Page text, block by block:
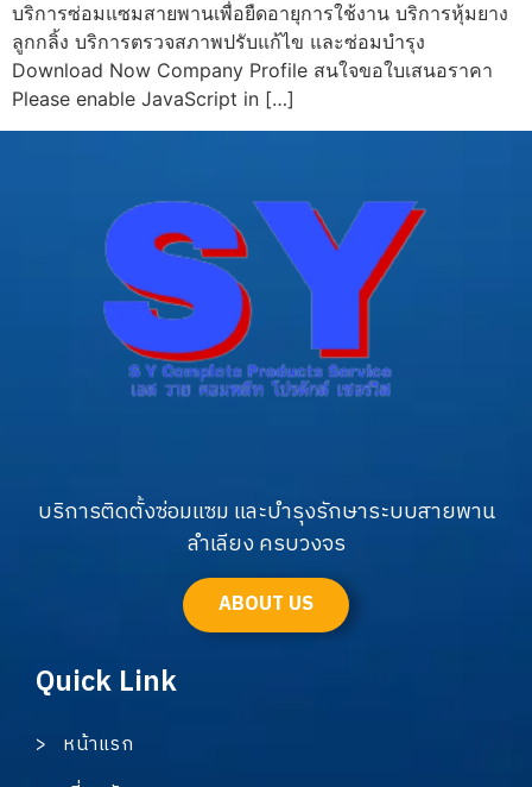
บริการซ่อมแซมสายพานเพื่อยืดอายุการใช้งาน บริการหุ้มยาง
ลูกกลิ้ง บริการตรวจสภาพปรับแก้ไข และซ่อมบำรุง
Download Now Company Profile สนใจขอใบเสนอราคา
Please enable JavaScript in […]
บริการติดตั้งซ่อมแซม และบำรุงรักษาระบบสายพาน
ลำเลียง ครบวงจร
ABOUT US
Quick Link
> หน้าแรก